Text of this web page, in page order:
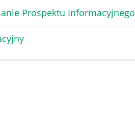
Prospektu Informacyjnego